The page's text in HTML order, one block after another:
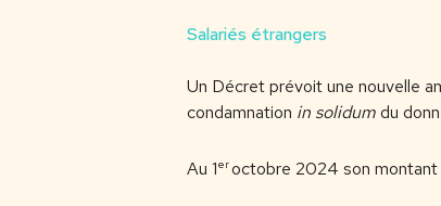
Salariés étrangers
Un Décret prévoit une nouvelle
condamnation in solidumdu
Au 1eroctobre 2024 son